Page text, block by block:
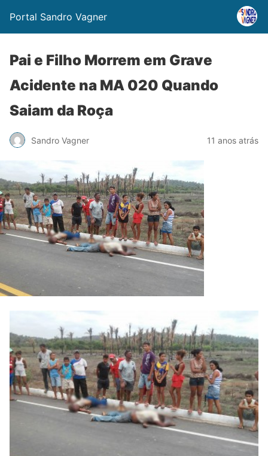
Portal Sandro Vagner
Pai e Filho Morrem em Grave
Acidente na MA 020 Quando
Saiam da Roça
Sandro Vagner 11 anos atrás